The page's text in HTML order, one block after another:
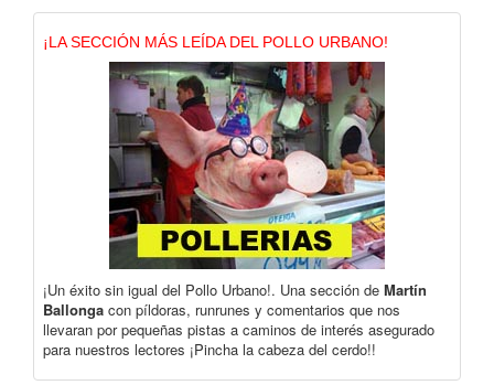
¡LA SECCIÓN MÁS LEÍDA DEL POLLO URBANO!
¡Un éxito sin igual del Pollo Urbano!. Una sección de Martín
Ballonga con píldoras, runrunes y comentarios que nos
llevaran por pequeñas pistas a caminos de interés asegurado
para nuestros lectores ¡Pincha la cabeza del cerdo!!